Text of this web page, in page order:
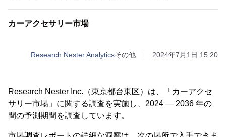
カーアクセサリー市場
Research Nester Analyticsその他 2024年7月1日 15:20
Research Nester Inc.（東京都台東区）は、「カーアクセ
サリー市場」に関する調査を実施し、2024 ― 2036 年の
間の予測期間を調査しています。